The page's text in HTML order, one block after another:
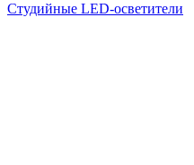
Студийные LED-осветители